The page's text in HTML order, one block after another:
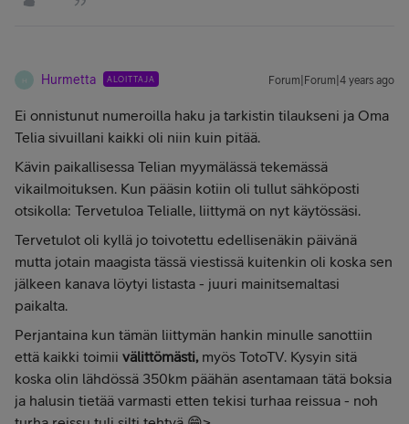
H Hurmetta ALOITTAJA Forum|Forum|4 years ago
Ei onnistunut numeroilla haku ja tarkistin tilaukseni ja Oma
Telia sivuillani kaikki oli niin kuin pitää.
Kävin paikallisessa Telian myymälässä tekemässä
vikailmoituksen. Kun pääsin kotiin oli tullut sähköposti
otsikolla: Tervetuloa Telialle, liittymä on nyt käytössäsi.
Tervetulot oli kyllä jo toivotettu edellisenäkin päivänä
mutta jotain maagista tässä viestissä kuitenkin oli koska sen
jälkeen kanava löytyi listasta - juuri mainitsemaltasi
paikalta.
Perjantaina kun tämän liittymän hankin minulle sanottiin
että kaikki toimii välittömästi, myös TotoTV. Kysyin sitä
koska olin lähdössä 350km päähän asentamaan tätä boksia
ja halusin tietää varmasti etten tekisi turhaa reissua - noh